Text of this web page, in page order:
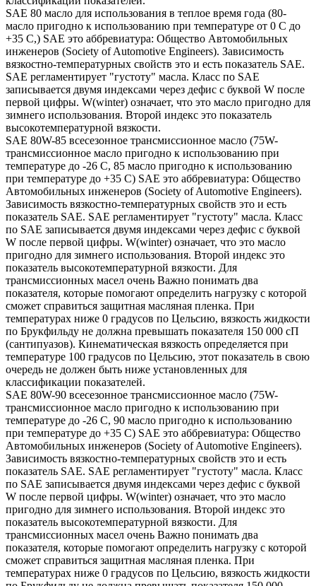
SAE 80 масло для использования в теплое время года (80-
масло пригодно к использованию при температуре от 0 С до
+35 С,) SAE это аббревиатура: Общество Автомобильных
инженеров (Society of Automotive Engineers). Зависимость
вязкостно-температурных свойств это и есть показатель SAE.
SAE регламентирует "густоту" масла. Класс по SAE
записывается двумя индексами через дефис с буквой W после
первой цифры. W(winter) означает, что это масло пригодно для
зимнего использования. Второй индекс это показатель
высокотемпературной вязкости.
SAE 80W-85 всесезонное трансмиссионное масло (75W-
трансмиссионное масло пригодно к использованию при
температуре до -26 С, 85 масло пригодно к использованию
при температуре до +35 С) SAE это аббревиатура: Общество
Автомобильных инженеров (Society of Automotive Engineers).
Зависимость вязкостно-температурных свойств это и есть
показатель SAE. SAE регламентирует "густоту" масла. Класс
по SAE записывается двумя индексами через дефис с буквой
W после первой цифры. W(winter) означает, что это масло
пригодно для зимнего использования. Второй индекс это
показатель высокотемпературной вязкости. Для
трансмиссионных масел очень Важно понимать два
показателя, которые помогают определить нагрузку с которой
сможет справиться защитная масляная пленка. При
температурах ниже 0 градусов по Цельсию, вязкость жидкости
по Брукфильду не должна превышать показателя 150 000 сП
(сантипуазов). Кинематическая вязкость определяется при
температуре 100 градусов по Цельсию, этот показатель в свою
очередь не должен быть ниже установленных для
классификации показателей.
SAE 80W-90 всесезонное трансмиссионное масло (75W-
трансмиссионное масло пригодно к использованию при
температуре до -26 С, 90 масло пригодно к использованию
при температуре до +35 С) SAE это аббревиатура: Общество
Автомобильных инженеров (Society of Automotive Engineers).
Зависимость вязкостно-температурных свойств это и есть
показатель SAE. SAE регламентирует "густоту" масла. Класс
по SAE записывается двумя индексами через дефис с буквой
W после первой цифры. W(winter) означает, что это масло
пригодно для зимнего использования. Второй индекс это
показатель высокотемпературной вязкости. Для
трансмиссионных масел очень Важно понимать два
показателя, которые помогают определить нагрузку с которой
сможет справиться защитная масляная пленка. При
температурах ниже 0 градусов по Цельсию, вязкость жидкости